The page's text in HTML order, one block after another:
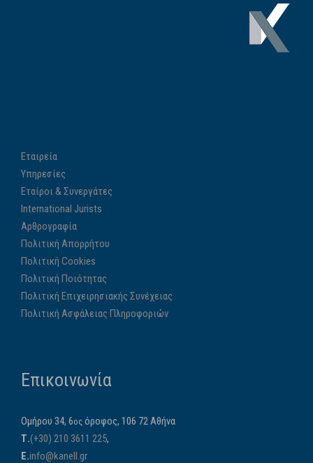
Εταιρεία
Υπηρεσίες
Εταίροι & Συνεργάτες
International Jurists
Αρθρογραφία
Πολιτική Απορρήτου
Πολιτική Cookies
Πολιτική Ποιότητας
Πολιτική Επιχειρησιακής Συνέχειας
Πολιτική Ασφάλειας Πληροφοριών
Επικοινωνία
Ομήρου 34, 6ος όροφος, 106 72 Αθήνα
Τ.(+30) 210 3611 225,
E.info@kanell.gr